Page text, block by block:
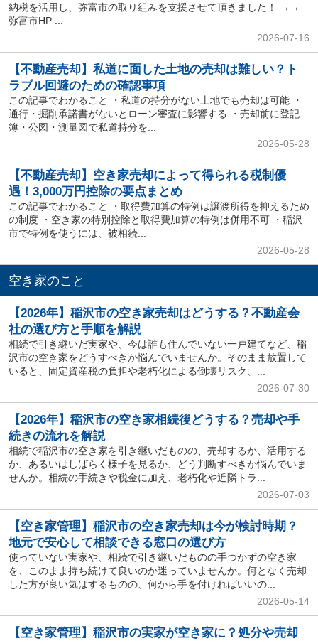
納税を活用し、弥富市の取り組みを支援させて頂きました！ →→
弥富市HP ...
2026-07-16
【不動産売却】私道に面した土地の売却は難しい？ト
ラブル回避のための確認事項
この記事でわかること ・私道の持分がない土地でも売却は可能 ・
通行・掘削承諾書がないとローン審査に影響する ・売却前に登記
簿・公図・測量図で私道持分を...
2026-05-28
【不動産売却】空き家売却によって得られる税制優
遇！3,000万円控除の要点まとめ
この記事でわかること ・取得費加算の特例は譲渡所得を抑えるため
の制度 ・空き家の特別控除と取得費加算の特例は併用不可 ・稲沢
市で特例を使うには、被相続...
2026-05-28
空き家のこと
【2026年】稲沢市の空き家売却はどうする？不動産会
社の選び方と手順を解説
相続で引き継いだ実家や、今は誰も住んでいない一戸建てなど、稲
沢市の空き家をどうすべきか悩んでいませんか。そのまま放置して
いると、固定資産税の負担や老朽化による倒壊リスク、...
2026-07-30
【2026年】稲沢市の空き家相続後どうする？売却や手
続きの流れを解説
相続で稲沢市の空き家を引き継いだものの、売却するか、活用する
か、あるいはしばらく様子を見るか、どう判断すべきか悩んでいま
せんか。相続の手続きや税金に加え、老朽化や近隣トラ...
2026-07-03
【空き家管理】稲沢市の空き家売却は今が検討時期？
地元で安心して相談できる窓口の選び方
使っていない実家や、相続で引き継いだものの手つかずの空き家
を、このまま持ち続けて良いのか迷っていませんか。何となく売却
した方が良い気はするものの、何から手を付ければいいの...
2026-05-14
【空き家管理】稲沢市の実家が空き家に？処分や売却